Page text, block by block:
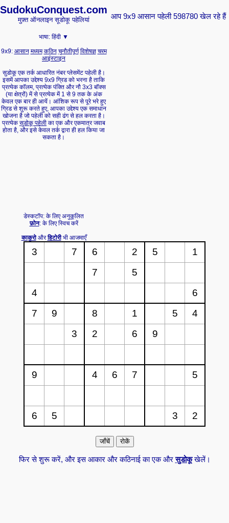
SudokuConquest.com
मुफ़्त ऑनलाइन सूडोकू पहेलियां
भाषा: हिंदी ▼
9x9: आसान मध्यम कठिन चुनौतीपूर्ण विशेषज्ञ चरम
आइंस्टाइन
सुडोकू एक तर्क आधारित नंबर प्लेसमेंट पहेली है।
इसमें आपका उद्देश्य 9x9 ग्रिड को भरना है ताकि
प्रत्येक कॉलम, प्रत्येक पंक्ति और नौ 3x3 बॉक्स
(या क्षेत्रों) में से प्रत्येक में 1 से 9 तक के अंक
केवल एक बार ही आयें। आंशिक रूप से पूरे भरे हुए
ग्रिड से शुरू करते हुए, आपका उद्देश्य एक समाधान
खोजना है जो पहेली को सही ढंग से हल करता है।
प्रत्येक सुडोकू पहेली का एक और एकमात्र जवाब
होता है, और इसे केवल तर्क द्वारा ही हल किया जा
सकता है।
डेस्कटॉप: के लिए अनुकूलित
फ़ोन: के लिए स्विच करें
काकुरोऔरहिटोरीभी आजमाएँ
आप 9x9 आसान पहेली 598780 खेल रहे हैं
फिर से शुरू करें, और इस आकार और कठिनाई का एक औरसुडोकूखेलें।